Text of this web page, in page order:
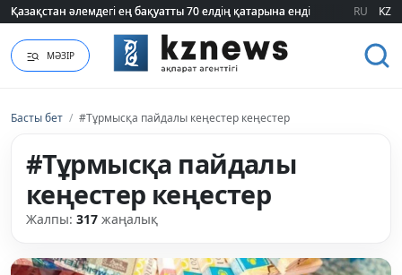
ҮААЖ тарифі екі есеге қымбаттайды: Үкімет қандай уәж айтады? RU KZ
МӘЗІР
Басты бет / #Тұрмысқа пайдалы кеңестер кеңестер
#Тұрмысқа пайдалы
кеңестер кеңестер
Жалпы: 317 жаңалық